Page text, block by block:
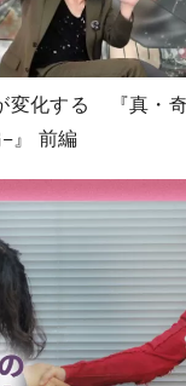
変化する 『真・
』 前編